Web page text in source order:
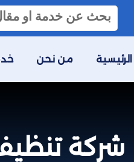
البحث
عن:
الرئيسية من نحن
شركة تنظيف